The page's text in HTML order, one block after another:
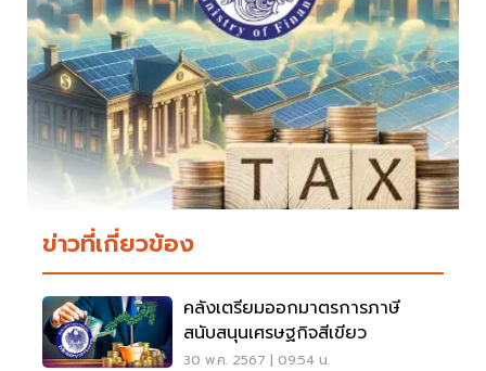
ข่าวที่เกี่ยวข้อง
คลังเตรียมออกมาตรการภาษี
สนับสนุนเศรษฐกิจสีเขียว
30 พ.ค. 2567 | 09:54 น.